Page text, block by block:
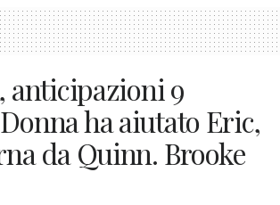
anticipazioni 9
ha aiutato Eric,
da Quinn. Brooke